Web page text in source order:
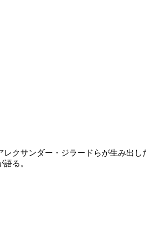
クサンダー・ジラードらが生み出し
る。